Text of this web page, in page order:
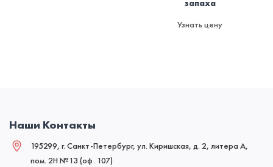
Наши Контакты
195299, г. Санкт-Петербург, ул. Киришская, д. 2, литера А,
пом. 2Н №13 (оф. 107)